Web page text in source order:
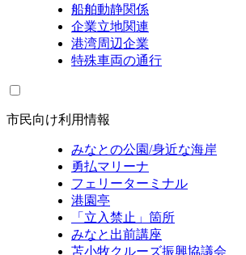
船舶動静関係
企業立地関連
港湾周辺企業
特殊車両の通行
市民向け利用情報
みなとの公園/身近な海岸
勇払マリーナ
フェリーターミナル
港園亭
「立入禁止」箇所
みなと出前講座
苫小牧クルーズ振興協議会